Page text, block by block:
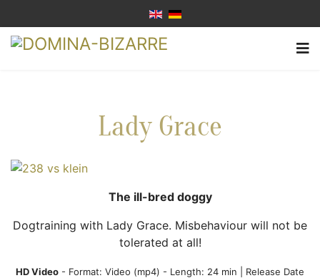
Lady Grace
The ill-bred doggy
Dogtraining with Lady Grace. Misbehaviour will not be
tolerated at all!
HD Video - Format: Video (mp4) - Length: 24 min | Release Date